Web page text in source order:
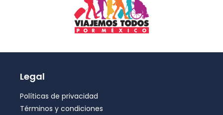
Legal
Políticas de privacidad
Términos y condiciones